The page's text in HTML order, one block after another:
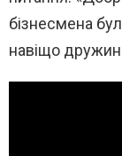
бізнесмена
навіщо